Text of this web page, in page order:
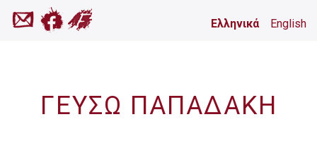
Ελληνικά English
ΓΕΥΣΩ ΠΑΠΑΔΑΚΗ